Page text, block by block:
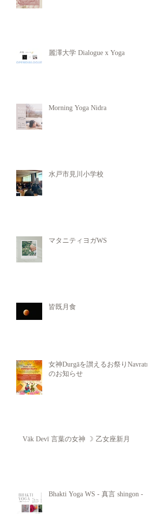
麗澤大学 Dialogue x Yoga
Morning Yoga Nidra
水戸市見川小学校
マタニティヨガWS
皆既月食
女神Durgāを讃えるお祭りNavratri
のお知らせ
Vāk Devī 言葉の女神 ☽ 乙女座新月
Bhakti Yoga WS - 真言 shingon -